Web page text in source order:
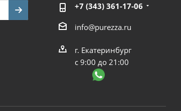
+7 (343) 361-17-06
info@purezza.ru
г. Екатеринбург
с 9:00 до 21:00